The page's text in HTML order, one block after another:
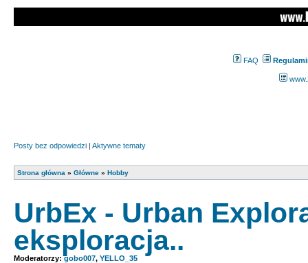
FAQ
Posty bez odpowiedzi | Aktywne tematy
Strona główna » Główne » Hobby
UrbEx - Urban
eksploracja..
Moderatorzy:gobo007, YELLO_35